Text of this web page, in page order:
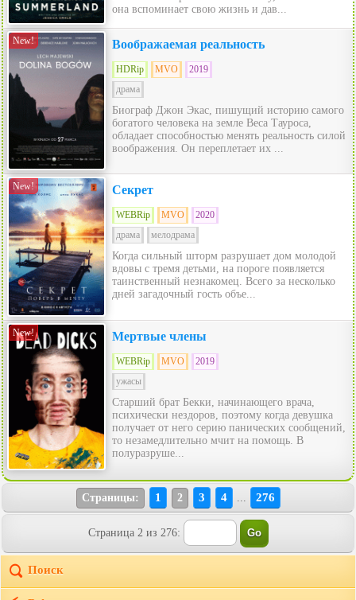
она вспоминает свою жизнь и дав...
New! Воображаемая реальность
HDRip MVO
2019
драма
Биограф Джон Экас, пишущий историю самого
богатого человека на земле Веса Тауроса,
обладает способностью менять реальность силой
воображения. Он переплетает их ...
New! Секрет
WEBRip MVO
2020
драма
мелодрама
Когда сильный шторм разрушает дом молодой
вдовы с тремя детьми, на пороге появляется
таинственный незнакомец. Всего за несколько
дней загадочный гость объе...
New! Мертвые члены
WEBRip MVO
2019
ужасы
Старший брат Бекки, начинающего врача,
психически нездоров, поэтому когда девушка
получает от него серию панических сообщений,
то незамедлительно мчит на помощь. В
полуразруше...
Страницы: 1 2 3 4 ... 276
Страница 2 из 276:
Поиск